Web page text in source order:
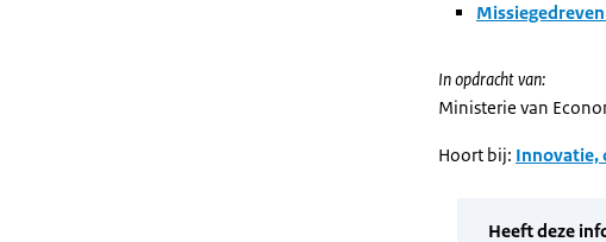
In opdracht van:
Ministerie van
Hoort bij: Innovatie,